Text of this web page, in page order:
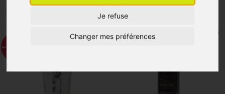
Je refuse
Changer mes préférences
-10%